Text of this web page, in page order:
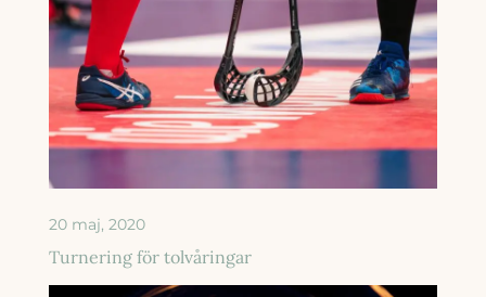
20 maj, 2020
Turnering för tolvåringar